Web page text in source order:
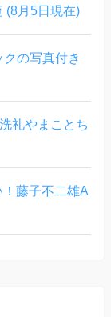
(8月5日現在)
の写真付き
礼やまことち
藤子不二雄A